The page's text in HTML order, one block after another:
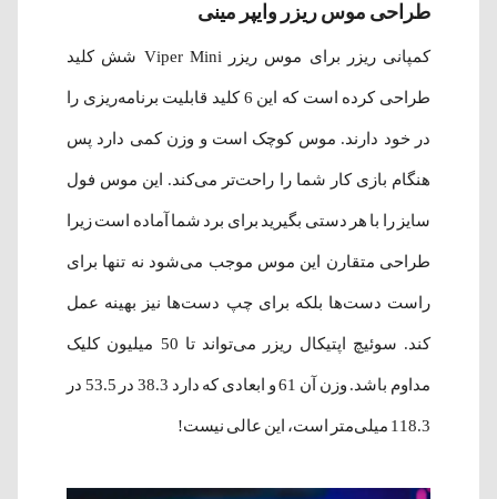
طراحی موس ریزر وایپر مینی
کمپانی ریزر برای موس ریزر Viper Mini شش کلید
طراحی کرده است که این 6 کلید قابلیت برنامه‌ریزی را
در خود دارند. موس کوچک است و وزن کمی دارد پس
هنگام بازی کار شما را راحت‌تر می‌کند. این موس فول
سایز را با هر دستی بگیرید برای برد شما آماده است زیرا
طراحی متقارن این موس موجب می‌شود نه تنها برای
راست‌ دست‌ها بلکه برای چپ‌ دست‌ها نیز بهینه عمل
کند. سوئیچ اپتیکال ریزر می‌تواند تا 50 میلیون کلیک
مداوم باشد. وزن آن 61 و ابعادی که دارد 38.3 در 53.5 در
118.3 میلی‌متر است، این عالی نیست!